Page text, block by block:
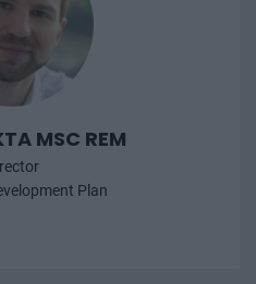
MSC REM
Plan